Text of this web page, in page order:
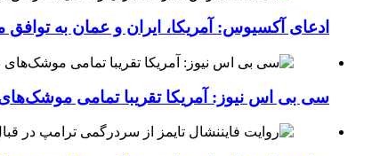
ادعای آکسیوس: آمریکا، ایران و عمان به
سی بی اس نیوز: آمریکا تقریبا تمامی